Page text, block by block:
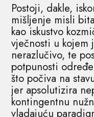
Postoji, dakle,
mišljenje misli
kao iskustvo
vječnosti u kojem
nerazlučivo, te
potpunosti
što počiva na
jer apsolutizira
kontingentnu
vladajuću